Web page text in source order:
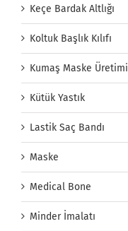
Keçe Bardak Altlığı
Koltuk Başlık Kılıfı
Kumaş Maske Üretimi
Kütük Yastık
Lastik Saç Bandı
Maske
Medical Bone
Minder İmalatı